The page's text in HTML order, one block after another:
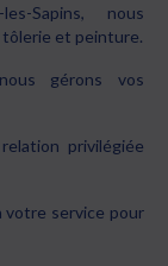
Sapins, nous
tôlerie et peinture.
gérons vos
privilégiée
votre service pour